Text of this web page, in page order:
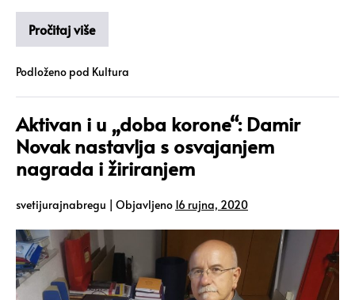
Pročitaj više
Podloženo pod Kultura
Aktivan i u „doba korone“: Damir
Novak nastavlja s osvajanjem
nagrada i žiriranjem
svetijurajnabregu | Objavljeno 16 rujna, 2020